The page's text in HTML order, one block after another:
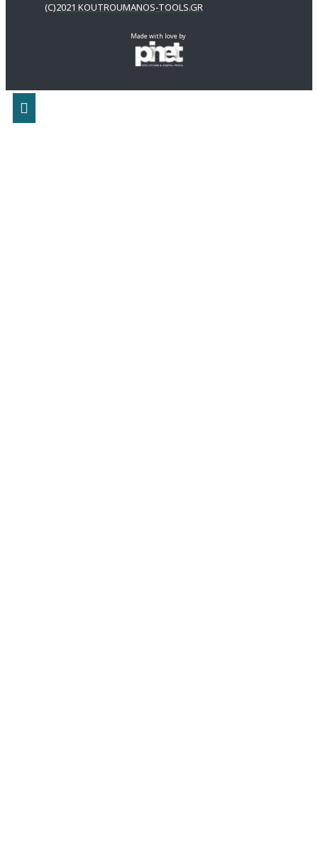
(C)2021 KOUTROUMANOS-TOOLS.GR
Made with love by